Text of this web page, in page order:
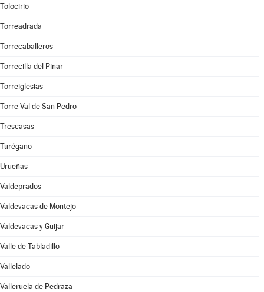
Tolocirio
Torreadrada
Torrecaballeros
Torrecilla del Pinar
Torreiglesias
Torre Val de San Pedro
Trescasas
Turégano
Urueñas
Valdeprados
Valdevacas de Montejo
Valdevacas y Guijar
Valle de Tabladillo
Vallelado
Valleruela de Pedraza